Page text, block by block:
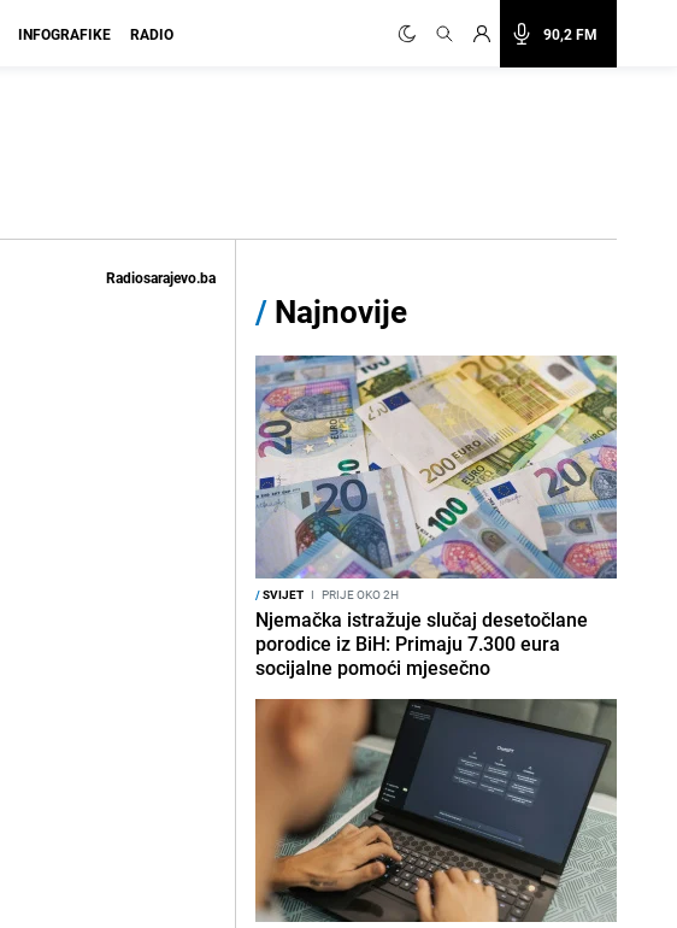
90,2 FM
INFOGRAFIKE RADIO
Radiosarajevo.ba
/ Najnovije
/SVIJET I PRIJE OKO 2H
Njemačka istražuje slučaj desetočlane
porodice iz BiH: Primaju 7.300 eura
socijalne pomoći mjesečno